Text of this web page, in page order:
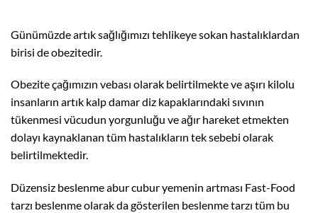
Günümüzde artık sağlığımızı tehlikeye sokan hastalıklardan
birisi de obezitedir.
Obezite çağımızın vebası olarak belirtilmekte ve aşırı kilolu
insanların artık kalp damar diz kapaklarındaki sıvının
tükenmesi vücudun yorgunluğu ve ağır hareket etmekten
dolayı kaynaklanan tüm hastalıkların tek sebebi olarak
belirtilmektedir.
Düzensiz beslenme abur cubur yemenin artması Fast-Food
tarzı beslenme olarak da gösterilen beslenme tarzı tüm bu